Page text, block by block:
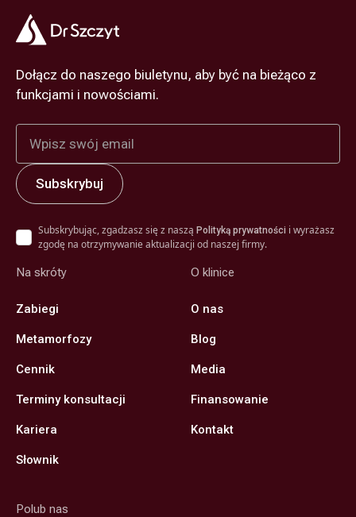
Dołącz do naszego biuletynu, aby być na bieżąco z
funkcjami i nowościami.
Subskrybując, zgadzasz się z naszą Polityką prywatności i wyrażasz
zgodę na otrzymywanie aktualizacji od naszej firmy.
Na skróty
Zabiegi
Metamorfozy
Cennik
Terminy konsultacji
Kariera
Słownik
O klinice
O nas
Blog
Media
Finansowanie
Kontakt
Polub nas